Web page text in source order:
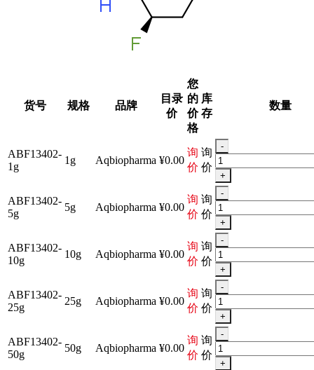
货号 规格 品牌
目录
价
您
的
价
格
库
存
数量
ABF13402-
1g
1g Aqbiopharma ¥0.00
询
价
询
价
-
+
ABF13402-
5g
5g Aqbiopharma ¥0.00
询
价
询
价
-
+
ABF13402-
10g
10g Aqbiopharma ¥0.00
询
价
询
价
-
+
ABF13402-
25g
25g Aqbiopharma ¥0.00
询
价
询
价
-
+
ABF13402-
50g
50g Aqbiopharma ¥0.00
询
价
询
价
-
+